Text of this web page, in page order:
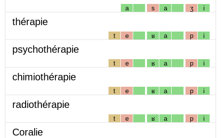
a s a ʒ i
thérapie
t e ʁ a p i
psychothérapie
t e ʁ a p i
chimiothérapie
t e ʁ a p i
radiothérapie
t e ʁ a p i
Coralie